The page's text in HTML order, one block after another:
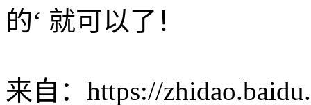
的‘ 就可以了！
来自：https://